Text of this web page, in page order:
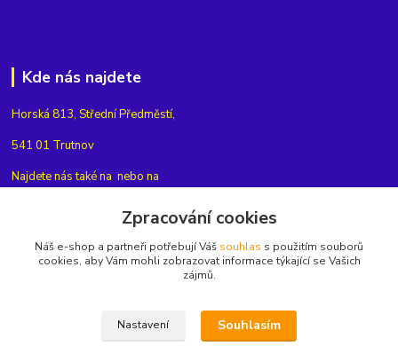
Kde nás najdete
Horská 813, Střední Předměstí,
541 01 Trutnov
Najdete nás také na nebo na
Kontakty
Zpracování cookies
Náš e-shop a partneři potřebují Váš souhlas s použitím souborů
cookies, aby Vám mohli zobrazovat informace týkající se Vašich
zájmů.
Nastavení Souhlasím